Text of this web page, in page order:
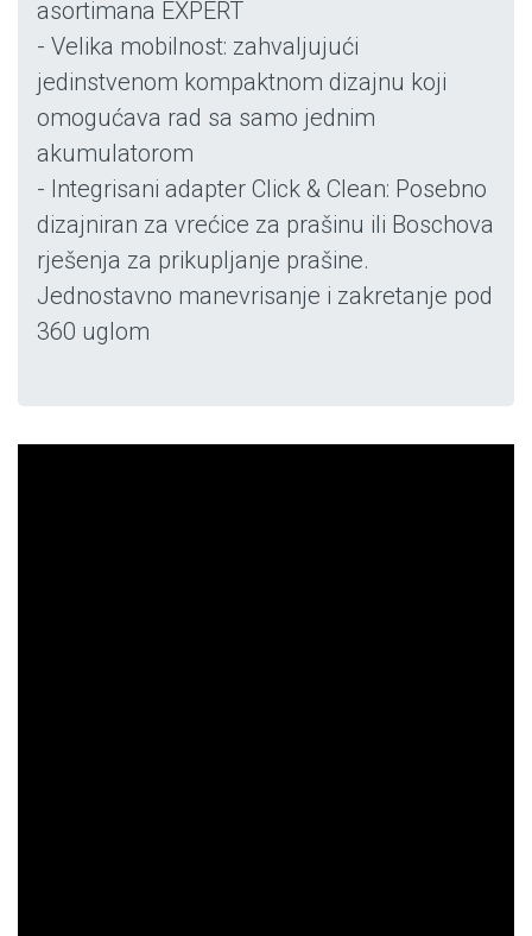
asortimana EXPERT
- Velika mobilnost: zahvaljujući
jedinstvenom kompaktnom dizajnu koji
omogućava rad sa samo jednim
akumulatorom
- Integrisani adapter Click & Clean: Posebno
dizajniran za vrećice za prašinu ili Boschova
rješenja za prikupljanje prašine.
Jednostavno manevrisanje i zakretanje pod
360 uglom